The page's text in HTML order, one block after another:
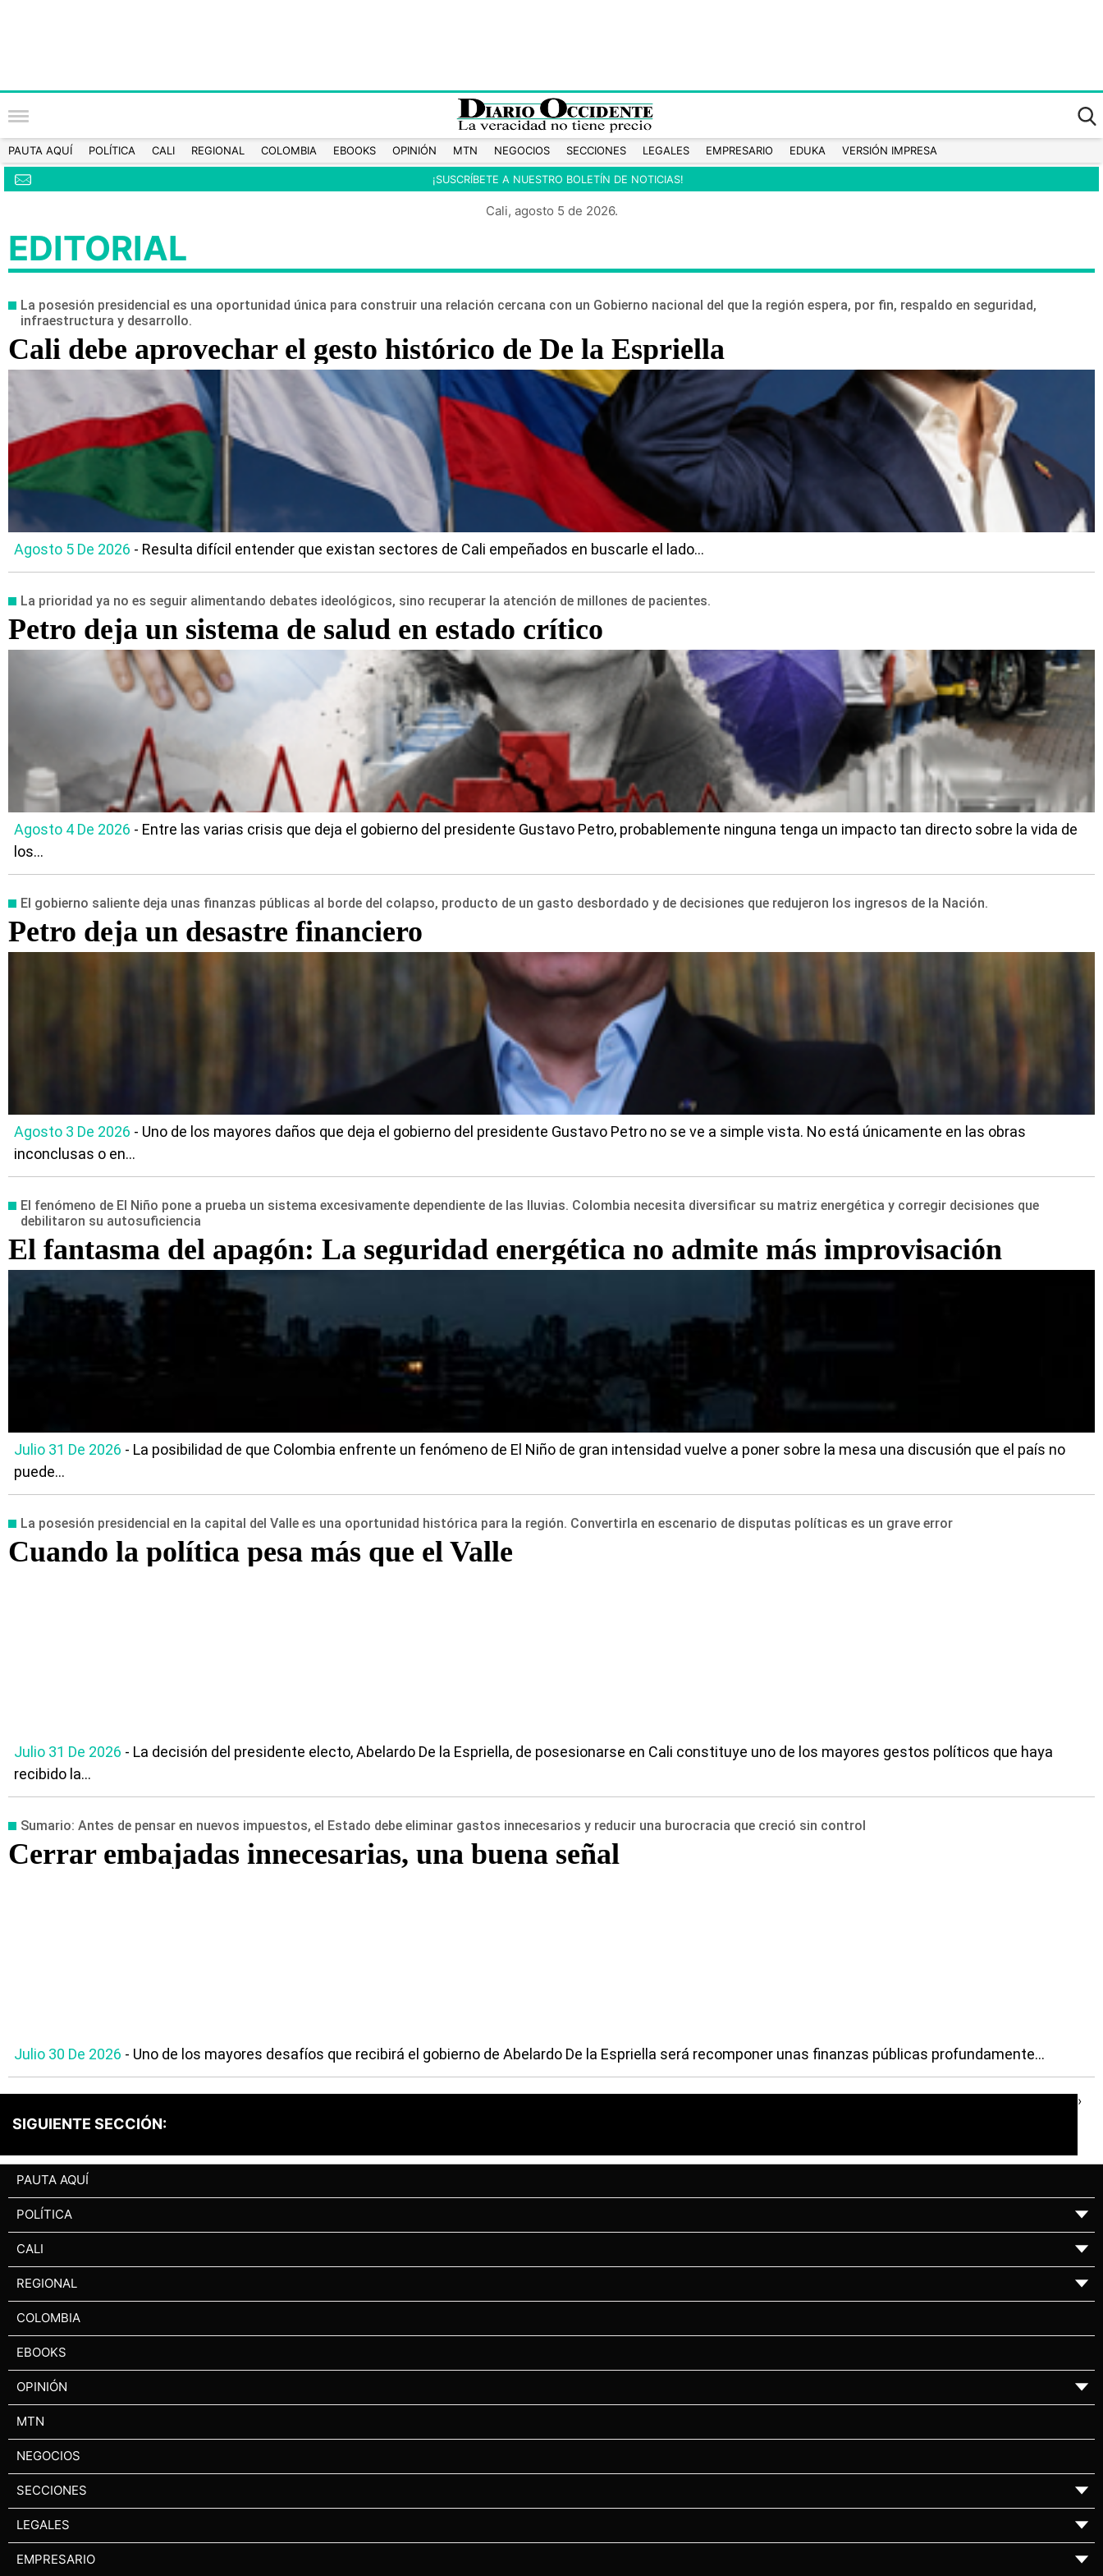
PAUTA AQUÍ POLÍTICA CALI REGIONAL COLOMBIA EBOOKS OPINIÓN MTN NEGOCIOS SECCIONES LEGALES EMPRESARIO EDUKA VERSIÓN IMPRESA
¡SUSCRÍBETE A NUESTRO BOLETÍN DE NOTICIAS!
Cali, agosto 5 de 2026.
EDITORIAL
La posesión presidencial es una oportunidad única para construir una relación cercana con un Gobierno nacional del que la región espera, por fin, respaldo en seguridad,
infraestructura y desarrollo.
Cali debe aprovechar el gesto histórico de De la Espriella
Agosto 5 De 2026 - Resulta difícil entender que existan sectores de Cali empeñados en buscarle el lado...
La prioridad ya no es seguir alimentando debates ideológicos, sino recuperar la atención de millones de pacientes.
Petro deja un sistema de salud en estado crítico
Agosto 4 De 2026 - Entre las varias crisis que deja el gobierno del presidente Gustavo Petro, probablemente ninguna tenga un impacto tan directo sobre la vida de
los...
El gobierno saliente deja unas finanzas públicas al borde del colapso, producto de un gasto desbordado y de decisiones que redujeron los ingresos de la Nación.
Petro deja un desastre financiero
Agosto 3 De 2026 - Uno de los mayores daños que deja el gobierno del presidente Gustavo Petro no se ve a simple vista. No está únicamente en las obras
inconclusas o en...
El fenómeno de El Niño pone a prueba un sistema excesivamente dependiente de las lluvias. Colombia necesita diversificar su matriz energética y corregir decisiones que
debilitaron su autosuficiencia
El fantasma del apagón: La seguridad energética no admite más improvisación
Julio 31 De 2026 - La posibilidad de que Colombia enfrente un fenómeno de El Niño de gran intensidad vuelve a poner sobre la mesa una discusión que el país no
puede...
La posesión presidencial en la capital del Valle es una oportunidad histórica para la región. Convertirla en escenario de disputas políticas es un grave error
Cuando la política pesa más que el Valle
Julio 31 De 2026 - La decisión del presidente electo, Abelardo De la Espriella, de posesionarse en Cali constituye uno de los mayores gestos políticos que haya
recibido la...
Sumario: Antes de pensar en nuevos impuestos, el Estado debe eliminar gastos innecesarios y reducir una burocracia que creció sin control
Cerrar embajadas innecesarias, una buena señal
Julio 30 De 2026 - Uno de los mayores desafíos que recibirá el gobierno de Abelardo De la Espriella será recomponer unas finanzas públicas profundamente...
SIGUIENTE SECCIÓN:
›
PAUTA AQUÍ
POLÍTICA ▼
CALI ▼
REGIONAL ▼
COLOMBIA
EBOOKS
OPINIÓN ▼
MTN
NEGOCIOS
SECCIONES ▼
LEGALES ▼
EMPRESARIO ▼